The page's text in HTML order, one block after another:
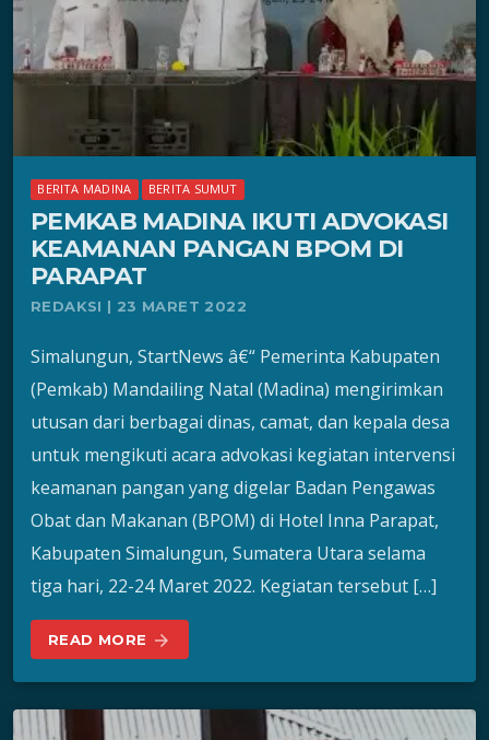
BERITA MADINA BERITA SUMUT
PEMKAB MADINA IKUTI ADVOKASI
KEAMANAN PANGAN BPOM DI
PARAPAT
REDAKSI | 23 MARET 2022
Simalungun, StartNews â€“ Pemerinta Kabupaten
(Pemkab) Mandailing Natal (Madina) mengirimkan
utusan dari berbagai dinas, camat, dan kepala desa
untuk mengikuti acara advokasi kegiatan intervensi
keamanan pangan yang digelar Badan Pengawas
Obat dan Makanan (BPOM) di Hotel Inna Parapat,
Kabupaten Simalungun, Sumatera Utara selama
tiga hari, 22-24 Maret 2022. Kegiatan tersebut […]
READ MORE arrow_forward